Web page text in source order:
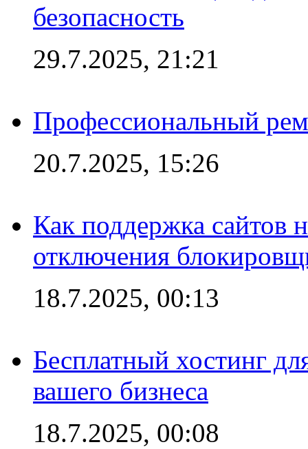
безопасность
29.7.2025, 21:21
Профессиональный
20.7.2025, 15:26
Как поддержка сайтов
отключения
18.7.2025, 00:13
Бесплатный хостинг
вашего бизнеса
18.7.2025, 00:08